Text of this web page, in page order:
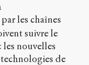
les chaînes
suivre le
les nouvelles
de